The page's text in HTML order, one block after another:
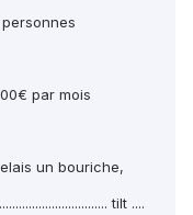
par mois
un bouriche,
tilt ....